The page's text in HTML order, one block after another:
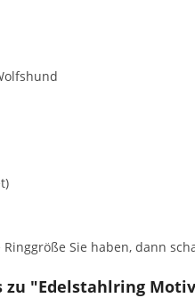
Sie haben, dann
"Edelstahlring